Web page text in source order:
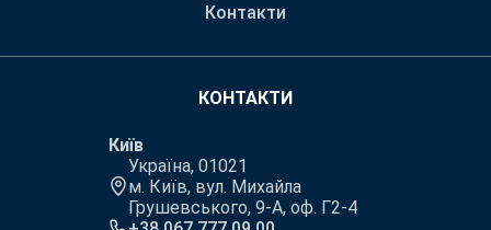
Контакти
КОНТАКТИ
Київ
Україна, 01021
м. Київ, вул. Михайла
Грушевського, 9-А, оф. Г2-4